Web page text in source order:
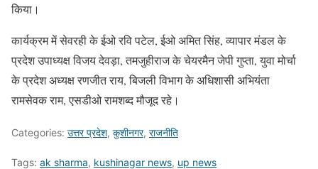
किया।
कार्यक्रम में सेवरही के ईओ रवि पटेल, ईओ अमित सिंह, व्यापार मंडल के
प्रदेश उपाध्यक्ष विजय देवड़ा, तमजुहीराज के चेयरमैन जेपी गुप्ता, युवा मोर्चा
के प्रदेश अध्यक्ष रणजीत राय, बिजली विभाग के अधिशासी अभियंता
रामसेवक राम, एसडीओ रामशब्द मौजूद रहे।
Categories: उत्तर प्रदेश, कुशीनगर, राजनीति
Tags: ak sharma, kushinagar news, up news